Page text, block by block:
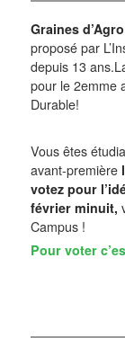
Graines d’Agro
proposé par
depuis 13
pour le 2emme
Durable!
Vous êtes
avant-première
votez pour
février minuit,
Campus !
Pour voter